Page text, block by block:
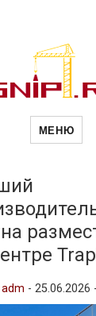
МЕНЮ
adm - 25.06.2026 -